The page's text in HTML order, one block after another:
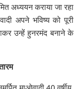
अध्ययन कराया जा रहा
अपने भविष्य को पूरी
उन्हें हुनरमंद बनाने के